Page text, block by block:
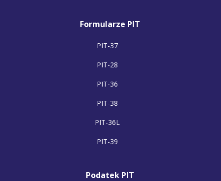
Formularze PIT
PIT-37
PIT-28
PIT-36
PIT-38
PIT-36L
PIT-39
Podatek PIT